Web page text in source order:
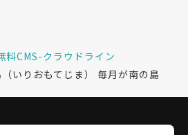
料CMS-クラウドライン
いりおもてじま） 毎月が南の島